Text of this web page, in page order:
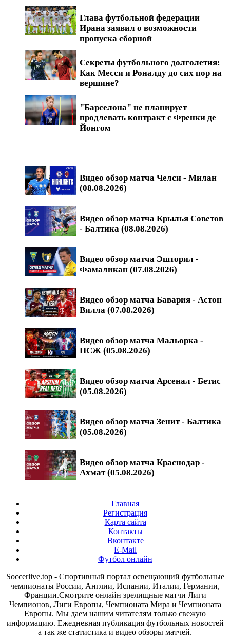
Глава футбольной федерации
Ирана заявил о возможности
пропуска сборной
Секреты футбольного долголетия:
Как Месси и Роналду до сих пор на
вершине?
"Барселона" не планирует
продлевать контракт с Френки де
Йонгом
Видео обзор матча Челси - Милан
(08.08.2026)
Видео обзор матча Крылья Советов
- Балтика (08.08.2026)
Видео обзор матча Эшторил -
Фамаликан (07.08.2026)
Видео обзор матча Бавария - Астон
Вилла (07.08.2026)
Видео обзор матча Мальорка -
ПСЖ (05.08.2026)
Видео обзор матча Арсенал - Бетис
(05.08.2026)
Видео обзор матча Зенит - Балтика
(05.08.2026)
Видео обзор матча Краснодар -
Ахмат (05.08.2026)
Главная
Регистрация
Карта сайта
Контакты
Вконтакте
E-Mail
Футбол онлайн
Soccerlive.top - Спортивный портал освещающий футбольные
чемпионаты России, Англии, Испании, Италии, Германии,
Франции.Смотрите онлайн зрелищные матчи Лиги
Чемпионов, Лиги Европы, Чемпионата Мира и Чемпионата
Европы. Мы даем нашим читателям только свежую
информацию. Ежедневная публикация футбольных новостей
а так же статистика и видео обзоры матчей.